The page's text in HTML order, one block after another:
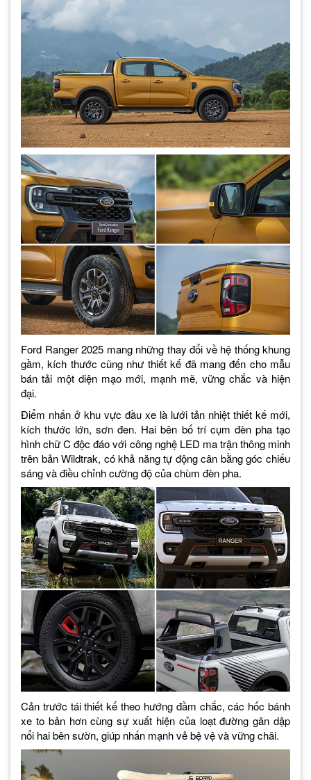
Ford Ranger 2025 mang những thay đổi về hệ thống khung
gầm, kích thước cũng như thiết kế đã mang đến cho mẫu
bán tải một diện mạo mới, mạnh mẽ, vững chắc và hiện
đại.
Điểm nhấn ở khu vực đầu xe là lưới tản nhiệt thiết kế mới,
kích thước lớn, sơn đen. Hai bên bố trí cụm đèn pha tạo
hình chữ C độc đáo với công nghệ LED ma trận thông minh
trên bản Wildtrak, có khả năng tự động cân bằng góc chiếu
sáng và điều chỉnh cường độ của chùm đèn pha.
Cản trước tái thiết kế theo hướng đầm chắc, các hốc bánh
xe to bản hơn cùng sự xuất hiện của loạt đường gân dập
nổi hai bên sườn, giúp nhấn mạnh vẻ bệ vệ và vững chãi.